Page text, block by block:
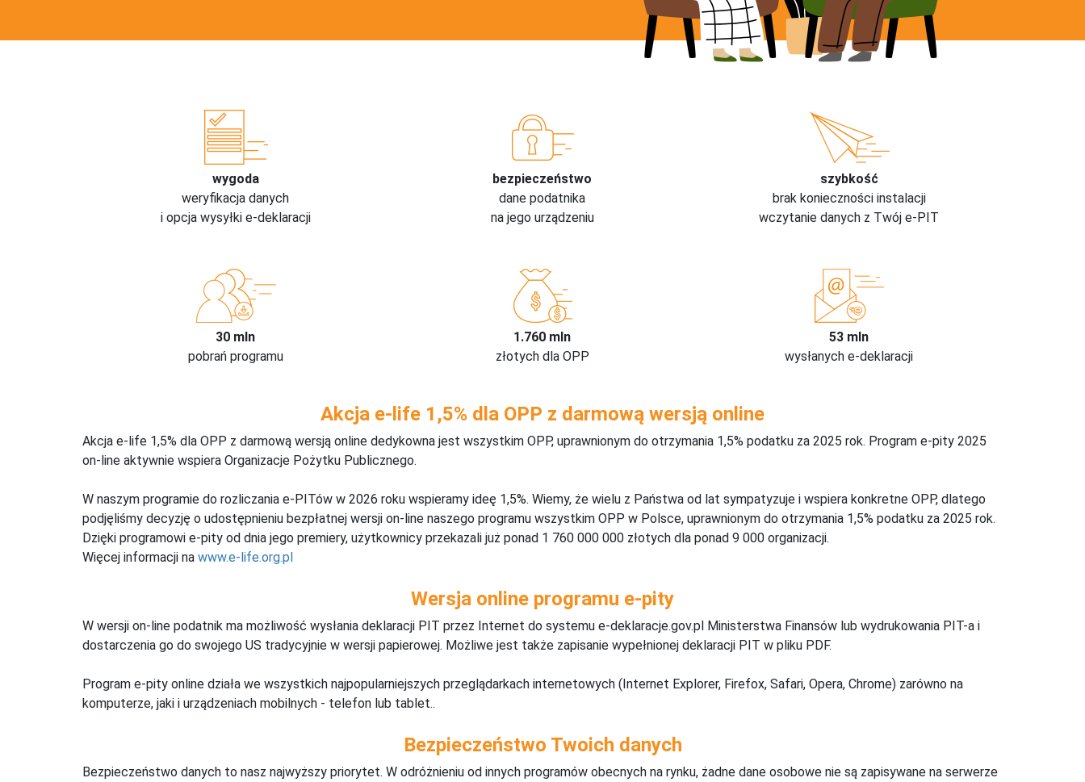
wygoda
weryfikacja danych
i opcja wysyłki e-deklaracji
bezpieczeństwo
dane podatnika
na jego urządzeniu
szybkość
brak konieczności instalacji
wczytanie danych z Twój e-PIT
30 mln
pobrań programu
1.760 mln
złotych dla OPP
53 mln
wysłanych e-deklaracji
Akcja e-life 1,5% dla OPP z darmową wersją online
Akcja e-life 1,5% dla OPP z darmową wersją online dedykowna jest wszystkim OPP, uprawnionym do otrzymania 1,5% podatku za 2025 rok. Program e-pity 2025
on-line aktywnie wspiera Organizacje Pożytku Publicznego.
W naszym programie do rozliczania e-PITów w 2026 roku wspieramy ideę 1,5%. Wiemy, że wielu z Państwa od lat sympatyzuje i wspiera konkretne OPP, dlatego
podjęliśmy decyzję o udostępnieniu bezpłatnej wersji on-line naszego programu wszystkim OPP w Polsce, uprawnionym do otrzymania 1,5% podatku za 2025 rok.
Dzięki programowi e-pity od dnia jego premiery, użytkownicy przekazali już ponad 1 760 000 000 złotych dla ponad 9 000 organizacji.
Więcej informacji na www.e-life.org.pl
Wersja online programu e-pity
W wersji on-line podatnik ma możliwość wysłania deklaracji PIT przez Internet do systemu e-deklaracje.gov.pl Ministerstwa Finansów lub wydrukowania PIT-a i
dostarczenia go do swojego US tradycyjnie w wersji papierowej. Możliwe jest także zapisanie wypełnionej deklaracji PIT w pliku PDF.
Program e-pity online działa we wszystkich najpopularniejszych przeglądarkach internetowych (Internet Explorer, Firefox, Safari, Opera, Chrome) zarówno na
komputerze, jaki i urządzeniach mobilnych - telefon lub tablet..
Bezpieczeństwo Twoich danych
Bezpieczeństwo danych to nasz najwyższy priorytet. W odróżnieniu od innych programów obecnych na rynku, żadne dane osobowe nie są zapisywane na serwerze